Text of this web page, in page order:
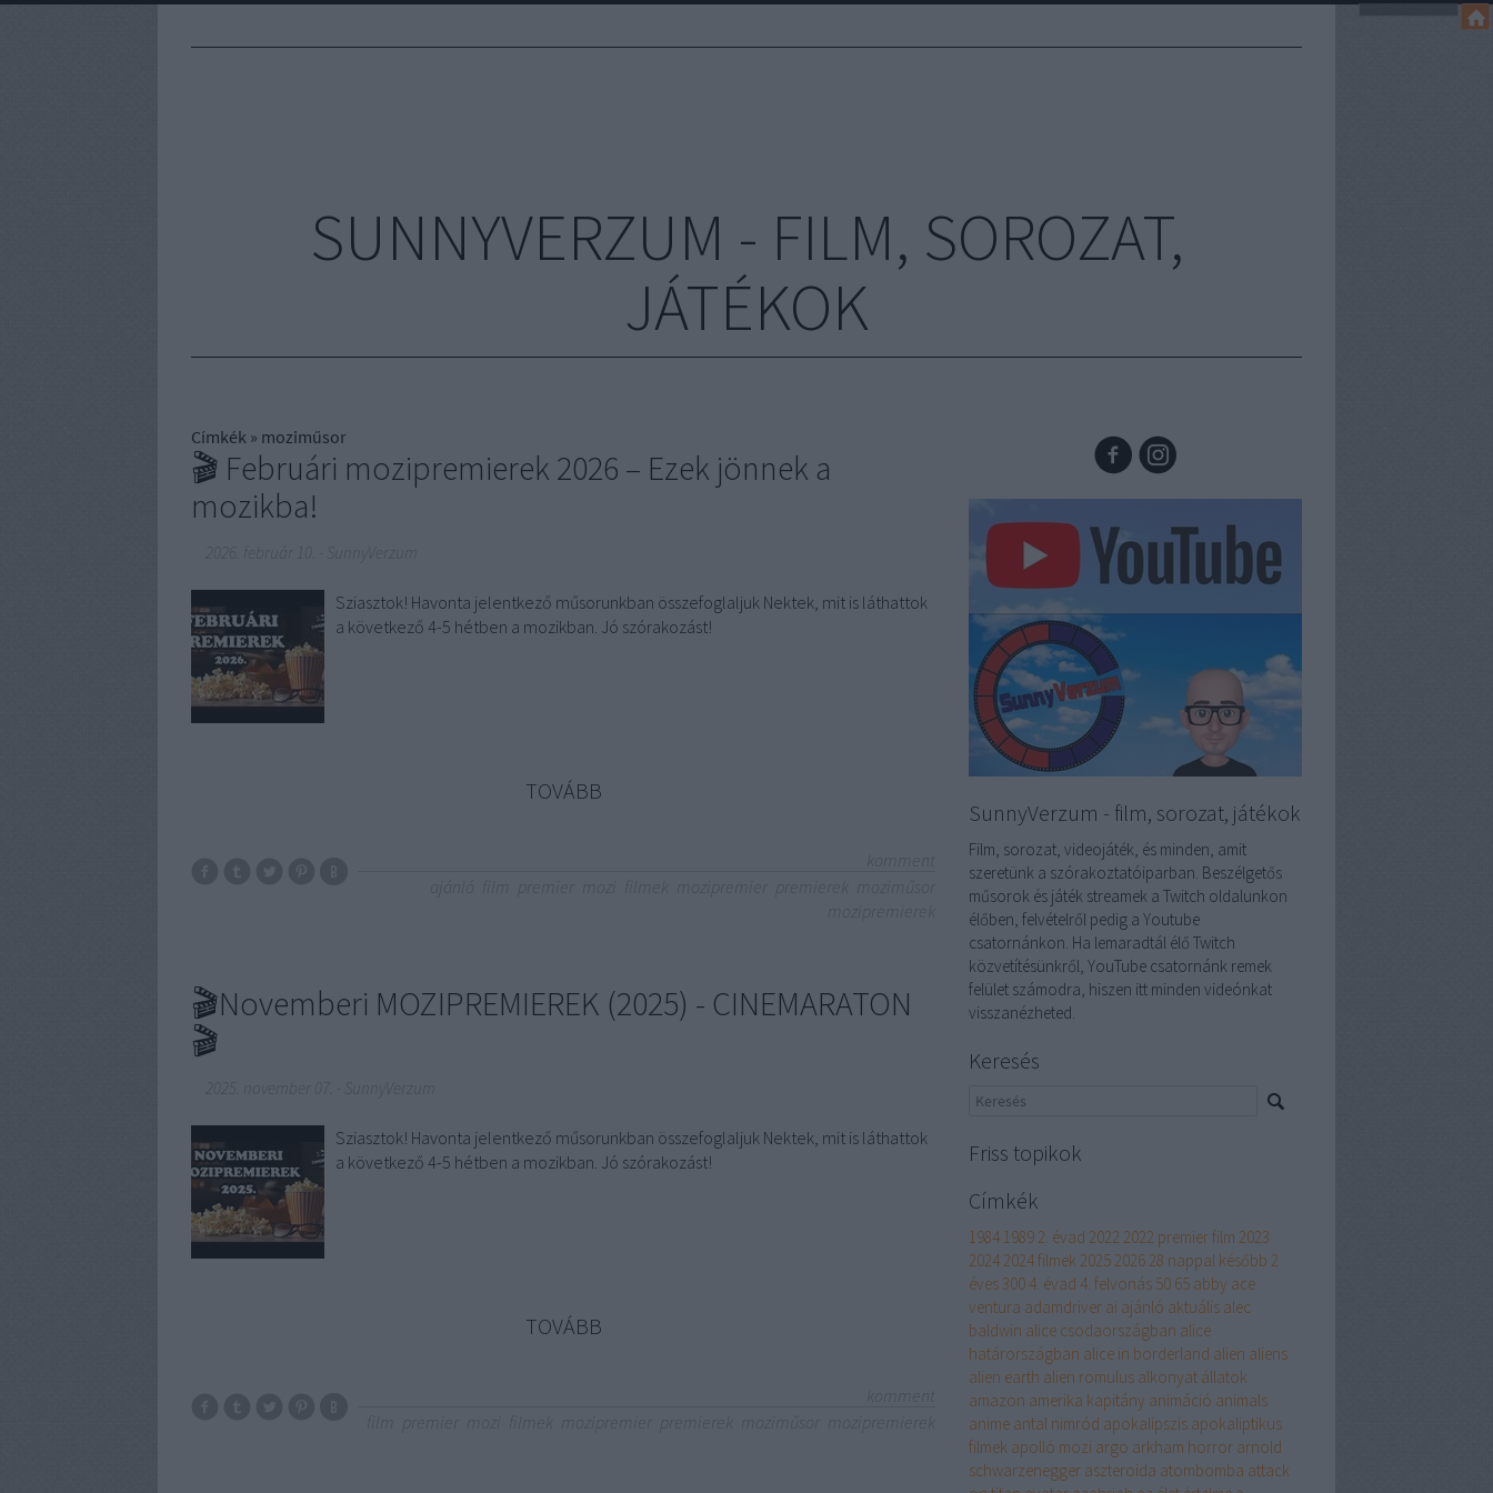
SUNNYVERZUM - FILM, SOROZAT,
JÁTÉKOK
Címkék » moziműsor
🎬 Februári mozipremierek 2026 – Ezek jönnek a
mozikba!
Sziasztok! Havonta jelentkező műsorunkban összefoglaljuk Nektek, mit is láthattok
a következő 4-5 hétben a mozikban. Jó szórakozást!
TOVÁBB
🎬Novemberi MOZIPREMIEREK (2025) - CINEMARATON
🎬
Sziasztok! Havonta jelentkező műsorunkban összefoglaljuk Nektek, mit is láthattok
a következő 4-5 hétben a mozikban. Jó szórakozást!
TOVÁBB
SunnyVerzum - film, sorozat, játékok
Film, sorozat, videojáték, és minden, amit
szeretünk a szórakoztatóiparban. Beszélgetős
műsorok és játék streamek a Twitch oldalunkon
élőben, felvételről pedig a Youtube
csatornánkon. Ha lemaradtál élő Twitch
közvetítésünkről, YouTube csatornánk remek
felület számodra, hiszen itt minden videónkat
visszanézheted.
Keresés
Friss topikok
Címkék
1984 1989 2. évad 2022 2022 premier film 2023
2024 2024 filmek 2025 2026 28 nappal később 2
éves300 4. évad 4. felvonás 50 65 abby ace
ventura adamdriver ai ajánló aktuális alec
baldwin alice csodaországban alice
határországban alice in borderland alien aliens
alien earth alien romulus alkonyat állatok
amazon amerika kapitány animáció animals
anime antal nimród apokalipszis apokaliptikus
filmek apolló mozi argo arkham horror arnold
schwarzenegger aszteroida atombomba attack